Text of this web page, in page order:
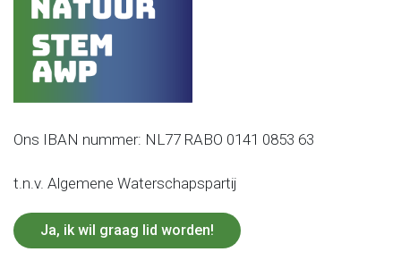
Ons IBAN nummer: NL77 RABO 0141 0853 63
t.n.v. Algemene Waterschapspartij
Ja, ik wil graag lid worden!